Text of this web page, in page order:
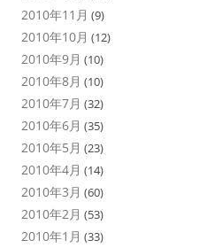
2010年11月 (9)
2010年10月 (12)
2010年9月 (10)
2010年8月 (10)
2010年7月 (32)
2010年6月 (35)
2010年5月 (23)
2010年4月 (14)
2010年3月 (60)
2010年2月 (53)
2010年1月 (33)